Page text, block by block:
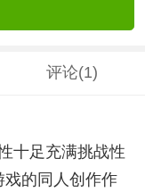
评论(1)
十足充满挑战性
的同人创作作